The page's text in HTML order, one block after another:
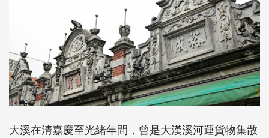
大溪在清嘉慶至光緒年間，曾是大漢溪河運貨物集散